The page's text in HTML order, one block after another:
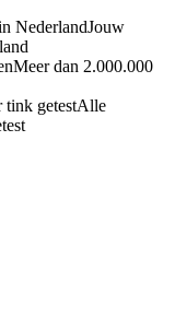
Jouw
Meer dan 2.000.000
Alle